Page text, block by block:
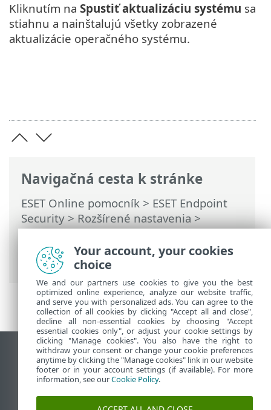
Navigačná cesta k stránke
ESET Online pomocník > ESET Endpoint
Security>Rozšírené nastavenia>
Nástroje>Aktualizácie Microsoft
Windows
> Dialógové okno – Aktualizácie
operačného systému
Kliknutím na Spustiť aktualizáciu systému sa
stiahnu a nainštalujú všetky zobrazené
aktualizácie operačného systému.
Zobraziť stránku ako na počítači
End of Life
Databáza znalostí ESET
ESET Fórum
Your account, your cookies
choice
We and our partners use cookies to give you the best
optimized online experience, analyze our website traffic,
and serve you with personalized ads. You can agree to the
collection of all cookies by clicking "Accept all and close",
decline all non-essential cookies by choosing "Accept
essential cookies only", or adjust your cookie settings by
clicking "Manage cookies". You also have the right to
withdraw your consent or change your cookie preferences
anytime by clicking the "Manage cookies" link in our website
footer or in your account settings (if available). For more
information, see ourCookie Policy.